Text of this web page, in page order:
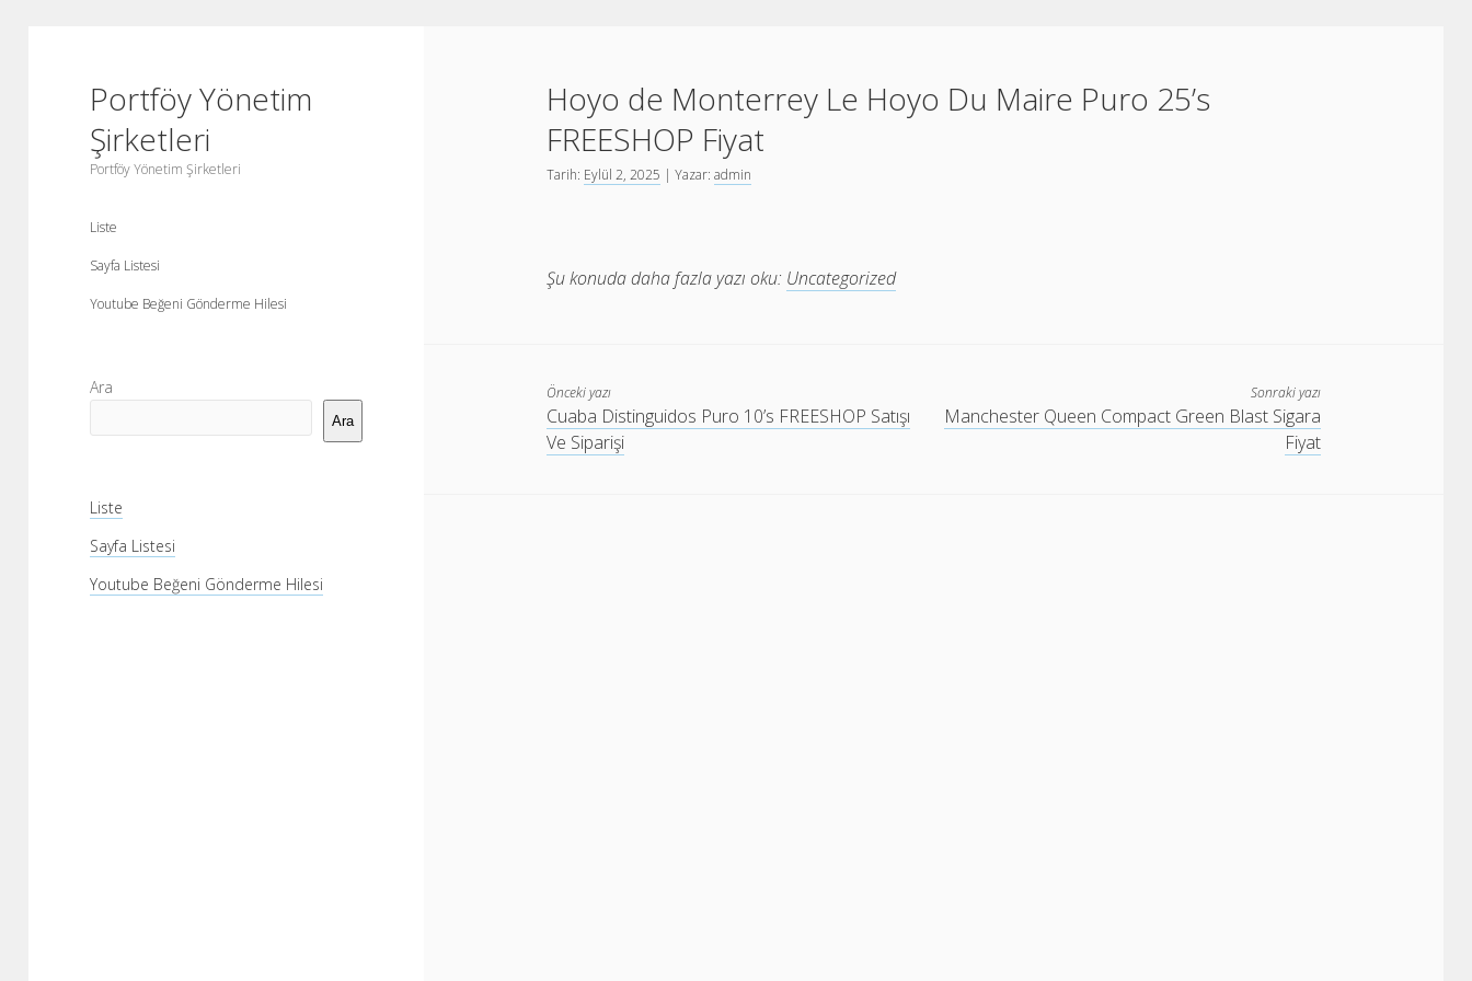
Portföy Yönetim
Şirketleri
Portföy Yönetim Şirketleri
Liste
Sayfa Listesi
Youtube Beğeni Gönderme Hilesi
Yan
Menü
Ara
Ara
Liste
Sayfa Listesi
Youtube Beğeni Gönderme Hilesi
Hoyo de Monterrey Le Hoyo Du Maire Puro 25’s
FREESHOP Fiyat
Tarih: Eylül 2, 2025 | Yazar:admin
Şu konuda daha fazla yazı oku: Uncategorized
Önceki yazı
Cuaba Distinguidos Puro 10’s FREESHOP Satışı
Ve Siparişi
Sonraki yazı
Manchester Queen Compact Green Blast Sigara
Fiyat